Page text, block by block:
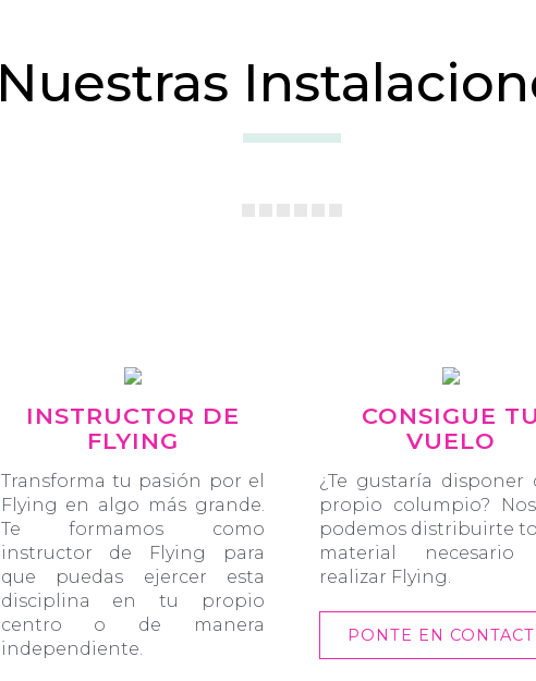
Nuestras
INSTRUCTOR DE
FLYING
Transforma tu pasión por el
Flying en algo más grande.
Te formamos como
instructor de Flying para
que puedas ejercer esta
disciplina en tu propio
centro o de manera
independiente.
CONSIGUE
VUELO
¿Te gustaría disponer
propio columpio?
podemos distribuirte
material necesario
realizar Flying.
PONTE EN